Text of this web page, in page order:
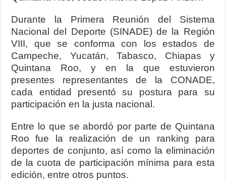
Durante la Primera Reunión del Sistema
Nacional del Deporte (SINADE) de la Región
VIII, que se conforma con los estados de
Campeche, Yucatán, Tabasco, Chiapas y
Quintana Roo, y en la que estuvieron
presentes representantes de la CONADE,
cada entidad presentó su postura para su
participación en la justa nacional.
Entre lo que se abordó por parte de Quintana
Roo fue la realización de un ranking para
deportes de conjunto, así como la eliminación
de la cuota de participación mínima para esta
edición, entre otros puntos.